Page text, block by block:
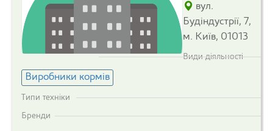
вул.
Будіндустрії, 7,
м. Київ, 01013
Види діяльності
Виробники кормів
Типи техніки
Бренди